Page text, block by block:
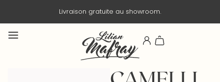
gratuite au showroom.